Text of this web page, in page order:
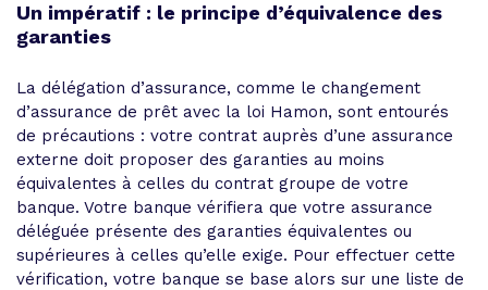
Un impératif : le principe d’équivalence des
garanties
La délégation d’assurance, comme le changement
d’assurance de prêt avec la loi Hamon, sont entourés
de précautions : votre contrat auprès d’une assurance
externe doit proposer des garanties au moins
équivalentes à celles du contrat groupe de votre
banque. Votre banque vérifiera que votre assurance
déléguée présente des garanties équivalentes ou
supérieures à celles qu’elle exige. Pour effectuer cette
vérification, votre banque se base alors sur une liste de